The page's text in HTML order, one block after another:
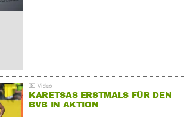
KARETSAS ERSTMALS FÜR DEN
BVB IN AKTION